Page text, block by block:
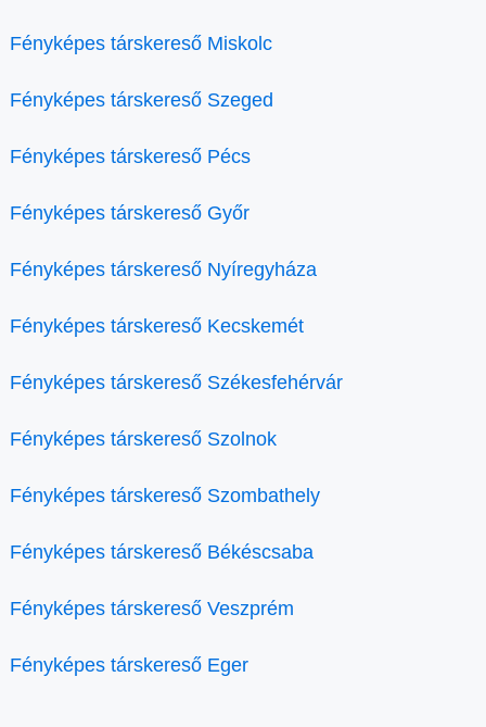
Fényképes társkereső Miskolc
Fényképes társkereső Szeged
Fényképes társkereső Pécs
Fényképes társkereső Győr
Fényképes társkereső Nyíregyháza
Fényképes társkereső Kecskemét
Fényképes társkereső Székesfehérvár
Fényképes társkereső Szolnok
Fényképes társkereső Szombathely
Fényképes társkereső Békéscsaba
Fényképes társkereső Veszprém
Fényképes társkereső Eger